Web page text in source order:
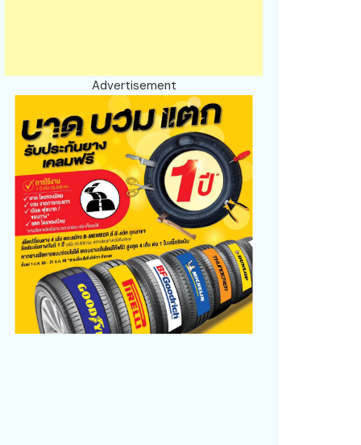
Advertisement